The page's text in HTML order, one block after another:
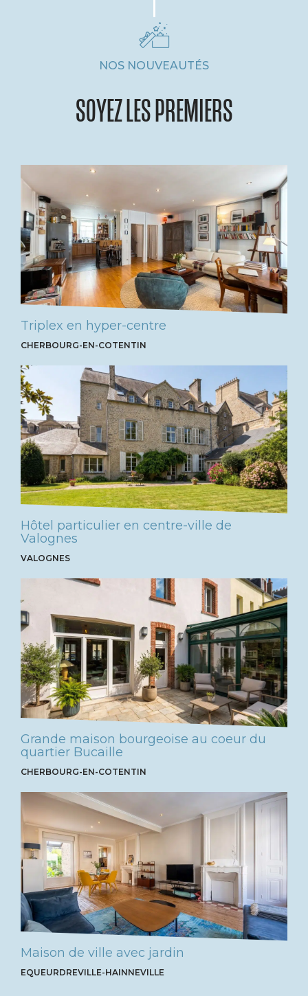
NOS NOUVEAUTÉS
SOYEZ LES PREMIERS
Triplex en hyper-centre
CHERBOURG-EN-COTENTIN
Hôtel particulier en centre-ville de
Valognes
VALOGNES
Grande maison bourgeoise au coeur du
quartier Bucaille
CHERBOURG-EN-COTENTIN
Maison de ville avec jardin
EQUEURDREVILLE-HAINNEVILLE